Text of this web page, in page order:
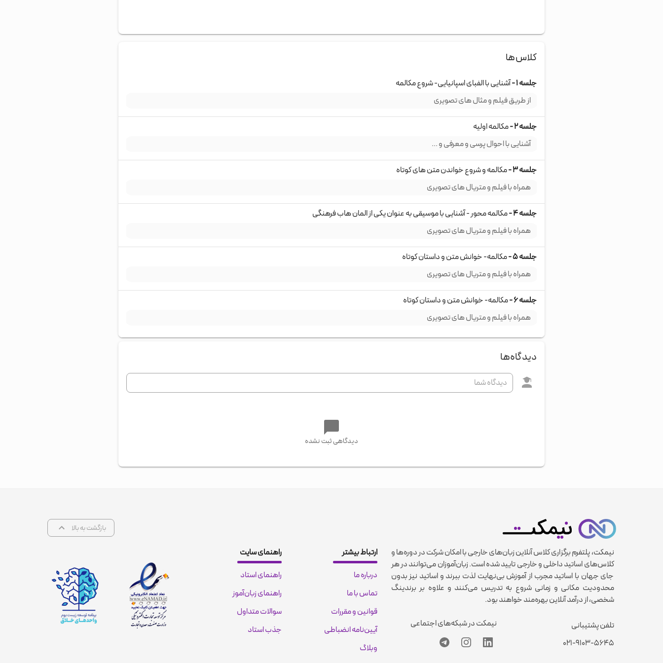
کلاس‌ها
جلسه ۱ -
آشنایی با الفبای اسپانیایی- شروع مکالمه
از طریق فیلم و مثال های تصویری
جلسه ۲ -
مکالمه اولیه
آشنایی با احوال پرسی و معرفی و ...
جلسه ۳ -
مکالمه و شروع خواندن متن های کوتاه
همراه با فیلم و متریال های تصویری
جلسه ۴ -
مکالمه محور - آشنایی با موسیقی به عنوان یکی از المان هاب فرهنگی
همراه با فیلم و متریال های تصویری
جلسه ۵ -
مکالمه- خوانش متن و داستان کوتاه
همراه با فیلم و متریال های تصویری
جلسه ۶ -
مکالمه- خوانش متن و داستان کوتاه
همراه با فیلم و متریال های تصویری
دیدگاه‌ها
دیدگاهی ثبت نشده
بازگشت به بالا
نیمکت، پلتفرم برگزاری کلاس آنلاین زبان‌های خارجی با امکان شرکت در دوره‌ها و
کلاس‌های اساتید داخلی و خارجی تایید شده است. زبان‌آموزان می‌توانند در هر
جای جهان با اساتید مجرب از آموزش بی‌نهایت لذت ببرند و اساتید نیز بدون
محدودیت مکانی و زمانی شروع به تدریس می‌کنند و علاوه بر برندینگ
شخصی، از درآمد آنلاین بهره‌مند خواهند بود.
تلفن پشتیبانی
۰۲۱-۹۱۰۳-۵۶۴۵
نیمکت در شبکه‌های اجتماعی
ارتباط بیشتر
درباره ما
تماس با ما
قوانین و مقررات
آیین‌نامه انضباطی
وبلاگ
راهنمای سایت
راهنمای استاد
راهنمای زبان‌آموز
سوالات متداول
جذب استاد